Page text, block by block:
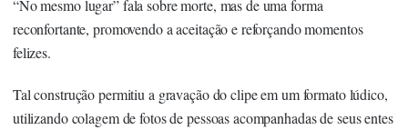
“No mesmo lugar” fala sobre morte, mas de uma forma
reconfortante, promovendo a aceitação e reforçando momentos
felizes.
Tal construção permitiu a gravação do clipe em um formato lúdico,
utilizando colagem de fotos de pessoas acompanhadas de seus entes